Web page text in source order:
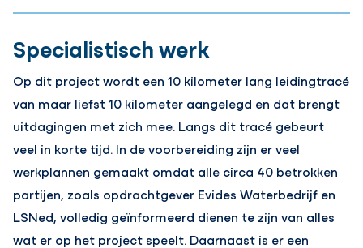
Specialistisch werk
Op dit project wordt een 10 kilometer lang leidingtracé
van maar liefst 10 kilometer aangelegd en dat brengt
uitdagingen met zich mee. Langs dit tracé gebeurt
veel in korte tijd. In de voorbereiding zijn er veel
werkplannen gemaakt omdat alle circa 40 betrokken
partijen, zoals opdrachtgever Evides Waterbedrijf en
LSNed, volledig geïnformeerd dienen te zijn van alles
wat er op het project speelt. Daarnaast is er een